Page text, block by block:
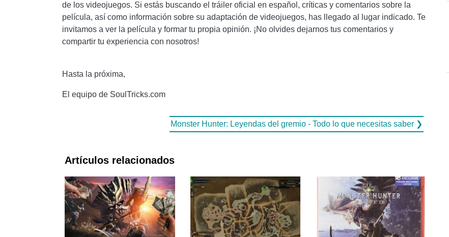
de los videojuegos. Si estás buscando el tráiler oficial en español, críticas y comentarios sobre la
película, así como información sobre su adaptación de videojuegos, has llegado al lugar indicado. Te
invitamos a ver la película y formar tu propia opinión. ¡No olvides dejarnos tus comentarios y
compartir tu experiencia con nosotros!
Hasta la próxima,
El equipo de SoulTricks.com
Monster Hunter: Leyendas del gremio - Todo lo que necesitas saber ❯
Artículos relacionados